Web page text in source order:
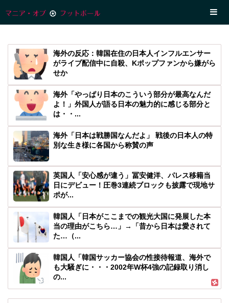
海外の反応：韓国在住の日本人インフルエンサー
がライブ配信中に自殺、Kポップファンから嫌がら
せか
海外「やっぱり日本のこういう部分が最高なんだ
よ！」外国人が語る日本の魅力的に感じる部分と
は・・...
海外「日本は戦勝国なんだよ」 戦後の日本人の特
別な生き様に各国から称賛の声
英国人「安心感が違う」冨安健洋、パレス移籍当
日にデビュー！圧巻3連続ブロックも披露で現地サ
ポが...
韓国人「日本がここまでの観光大国に発展した本
当の理由がこちら…」→「昔から日本は愛されて
た…（...
韓国人「韓国サッカー協会の性接待報道、海外で
も大騒ぎに・・・2002年W杯4強の記録取り消し
の...